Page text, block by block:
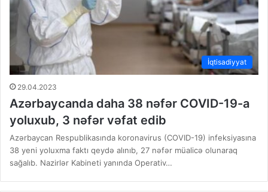
İqtisadiyyat
29.04.2023
Azərbaycanda daha 38 nəfər COVID-19-a
yoluxub, 3 nəfər vəfat edib
Azərbaycan Respublikasında koronavirus (COVID-19) infeksiyasına
38 yeni yoluxma faktı qeydə alınıb, 27 nəfər müalicə olunaraq
sağalıb. Nazirlər Kabineti yanında Operativ…